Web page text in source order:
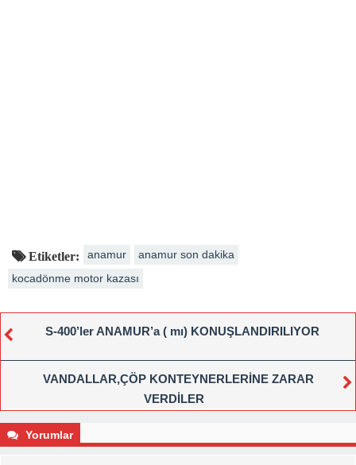
Etiketler: anamur
anamur son dakika
kocadönme motor kazası
S-400’ler ANAMUR’a ( mı) KONUŞLANDIRILIYOR
VANDALLAR,ÇÖP KONTEYNERLERİNE ZARAR
VERDİLER
Yorumlar